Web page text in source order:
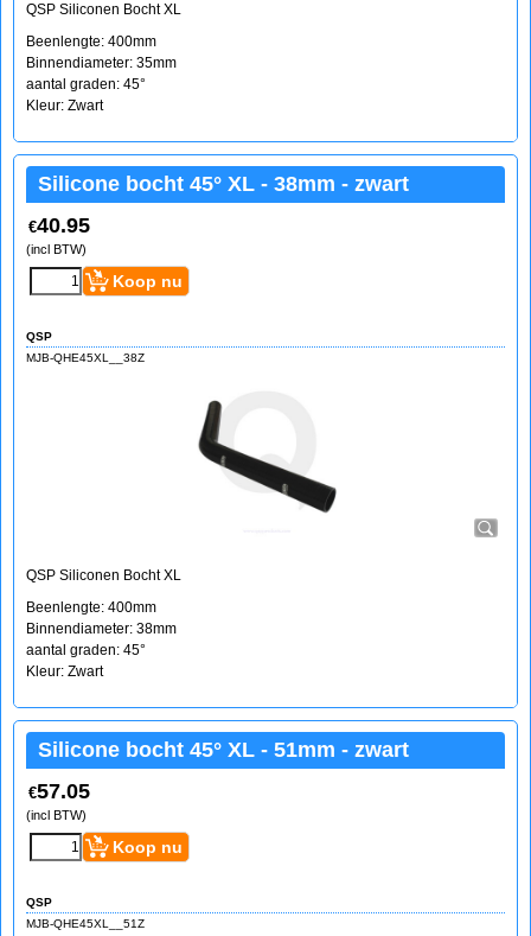
QSP Siliconen Bocht XL
Beenlengte: 400mm
Binnendiameter: 35mm
aantal graden: 45°
Kleur: Zwart
Silicone bocht 45° XL - 38mm - zwart
€40.95
(incl BTW)
Koop nu
QSP
MJB-QHE45XL__38Z
QSP Siliconen Bocht XL
Beenlengte: 400mm
Binnendiameter: 38mm
aantal graden: 45°
Kleur: Zwart
Silicone bocht 45° XL - 51mm - zwart
€57.05
(incl BTW)
Koop nu
QSP
MJB-QHE45XL__51Z